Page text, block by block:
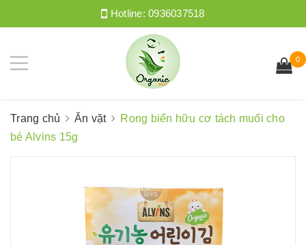
Hotline:0936037518
0
Trang chủ Ăn vặt
Rong biển hữu cơ tách muối cho
bé Alvins 15g